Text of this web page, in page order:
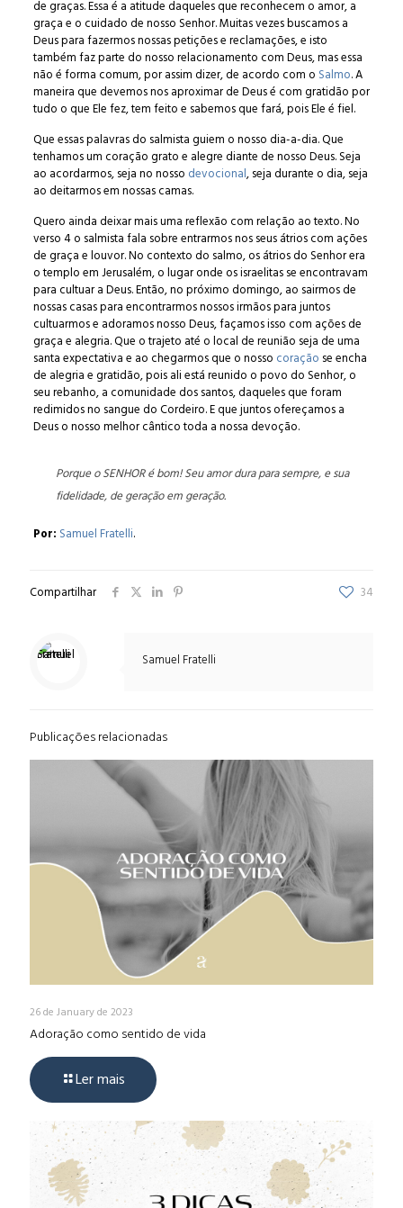
de graças. Essa é a atitude daqueles que reconhecem o amor, a
graça e o cuidado de nosso Senhor. Muitas vezes buscamos a
Deus para fazermos nossas petições e reclamações, e isto
também faz parte do nosso relacionamento com Deus, mas essa
não é forma comum, por assim dizer, de acordo com o Salmo. A
maneira que devemos nos aproximar de Deus é com gratidão por
tudo o que Ele fez, tem feito e sabemos que fará, pois Ele é fiel.
Que essas palavras do salmista guiem o nosso dia-a-dia. Que
tenhamos um coração grato e alegre diante de nosso Deus. Seja
ao acordarmos, seja no nosso devocional, seja durante o dia, seja
ao deitarmos em nossas camas.
Quero ainda deixar mais uma reflexão com relação ao texto. No
verso 4 o salmista fala sobre entrarmos nos seus átrios com ações
de graça e louvor. No contexto do salmo, os átrios do Senhor era
o templo em Jerusalém, o lugar onde os israelitas se encontravam
para cultuar a Deus. Então, no próximo domingo, ao sairmos de
nossas casas para encontrarmos nossos irmãos para juntos
cultuarmos e adoramos nosso Deus, façamos isso com ações de
graça e alegria. Que o trajeto até o local de reunião seja de uma
santa expectativa e ao chegarmos que o nosso coração se encha
de alegria e gratidão, pois ali está reunido o povo do Senhor, o
seu rebanho, a comunidade dos santos, daqueles que foram
redimidos no sangue do Cordeiro. E que juntos ofereçamos a
Deus o nosso melhor cântico toda a nossa devoção.
Porque o SENHOR é bom! Seu amor dura para sempre, e sua
fidelidade, de geração em geração.
Por: Samuel Fratelli.
Compartilhar 34
Samuel Fratelli
Publicações relacionadas
26 de January de 2023
Adoração como sentido de vida
Ler mais